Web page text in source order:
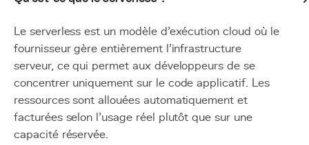
Le serverless est un modèle d'exécution cloud où le
fournisseur gère entièrement l'infrastructure
serveur, ce qui permet aux développeurs de se
concentrer uniquement sur le code applicatif. Les
ressources sont allouées automatiquement et
facturées selon l'usage réel plutôt que sur une
capacité réservée.